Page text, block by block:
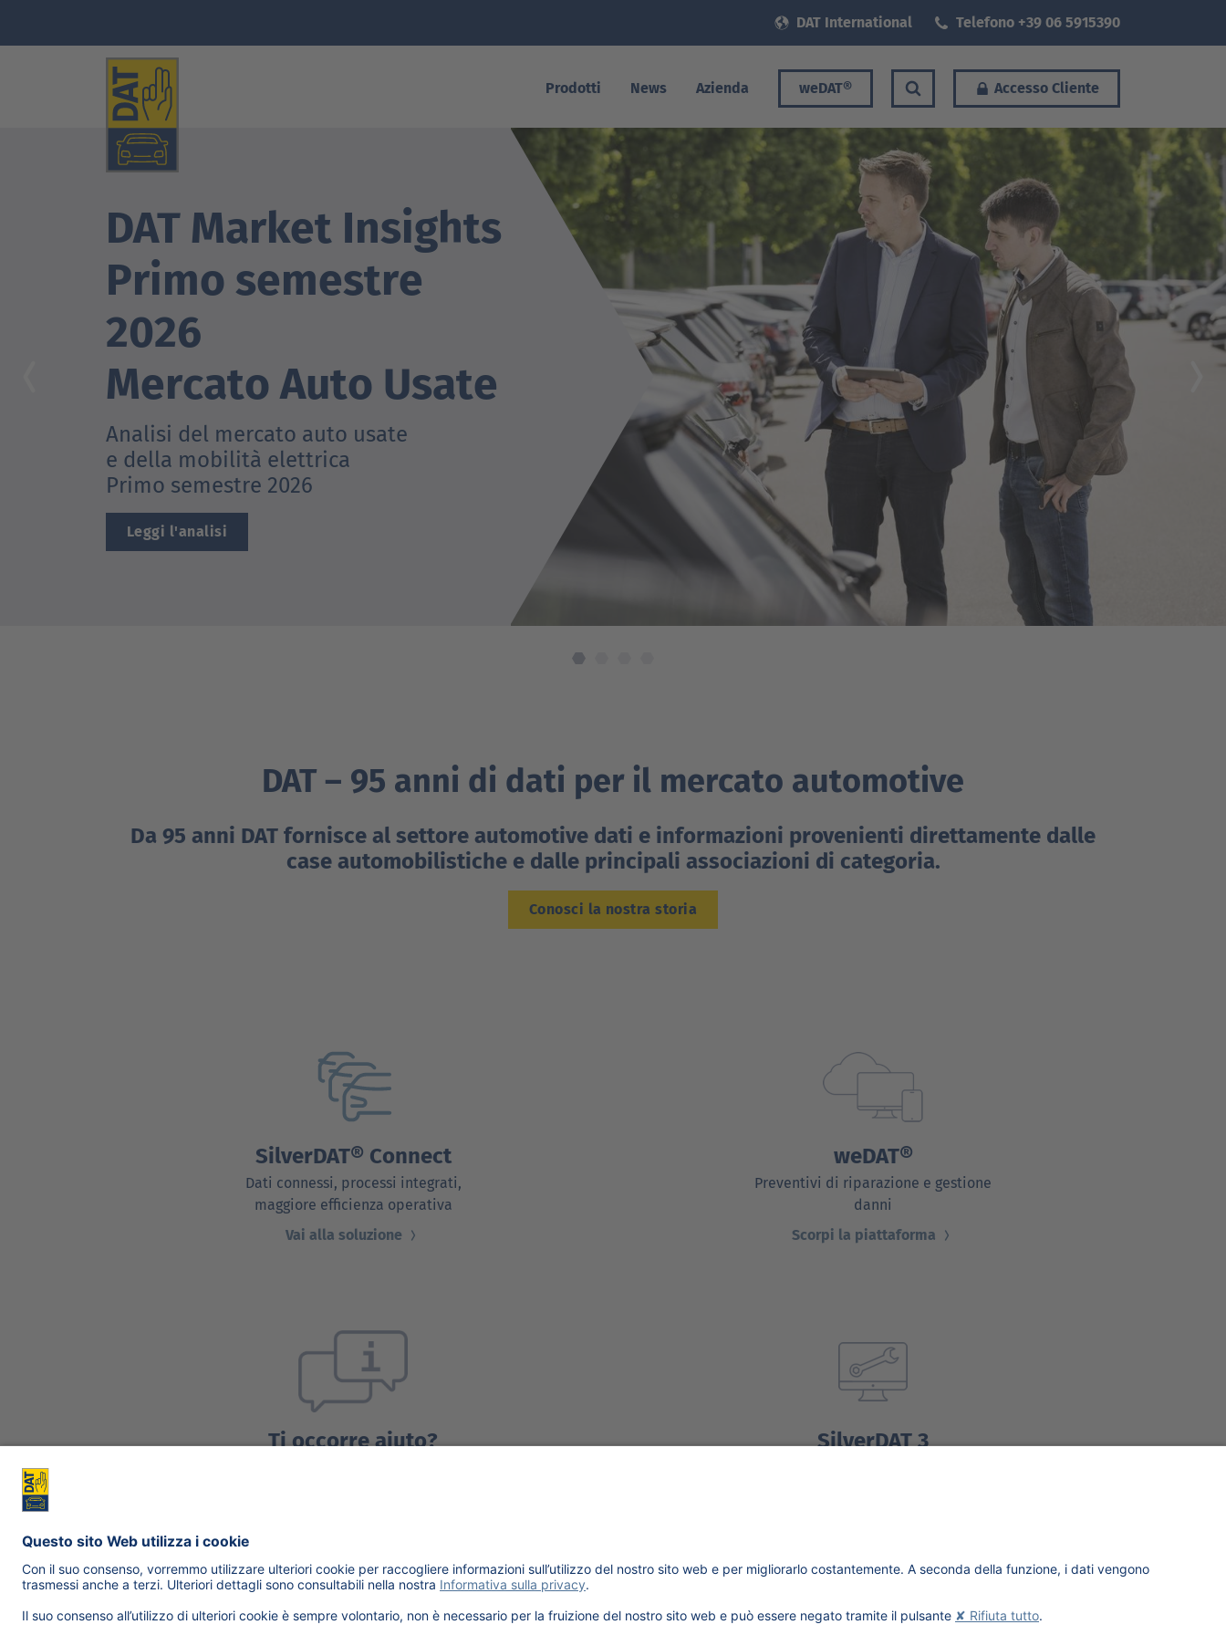
DAT International Telefono +39 06 5915390
Prodotti News Azienda weDAT® Accesso Cliente
DAT Market Insights
Primo semestre
2026
Mercato Auto Usate
& Mobilità Elettrica
Analisi del mercato auto usate
e della mobilità elettrica
Primo semestre 2026
Leggi l'analisi
DAT – 95 anni di dati per il mercato automotive
Da 95 anni DAT fornisce al settore automotive dati e informazioni provenienti direttamente dalle
case automobilistiche e dalle principali associazioni di categoria.
Conosci la nostra storia
SilverDAT® Connect
Dati connessi, processi integrati,
maggiore efficienza operativa
Vai alla soluzione
Ti occorre aiuto?
weDAT®
Preventivi di riparazione e gestione
danni
Scorpi la piattaforma
SilverDAT 3